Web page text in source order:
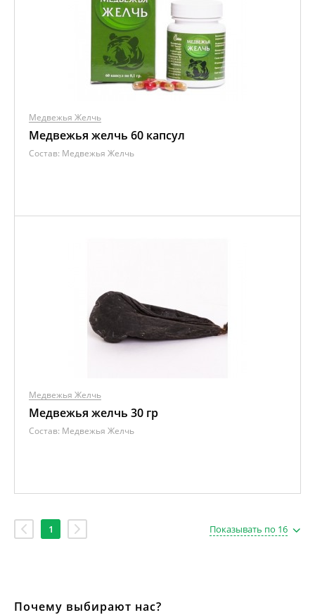
Медвежья Желчь
Медвежья желчь 60 капсул
Состав: Медвежья Желчь
Медвежья Желчь
Медвежья желчь 30 гр
Состав: Медвежья Желчь
1 Показывать по 16
Почему выбирают нас?